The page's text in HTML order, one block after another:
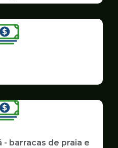
- barracas de praia e